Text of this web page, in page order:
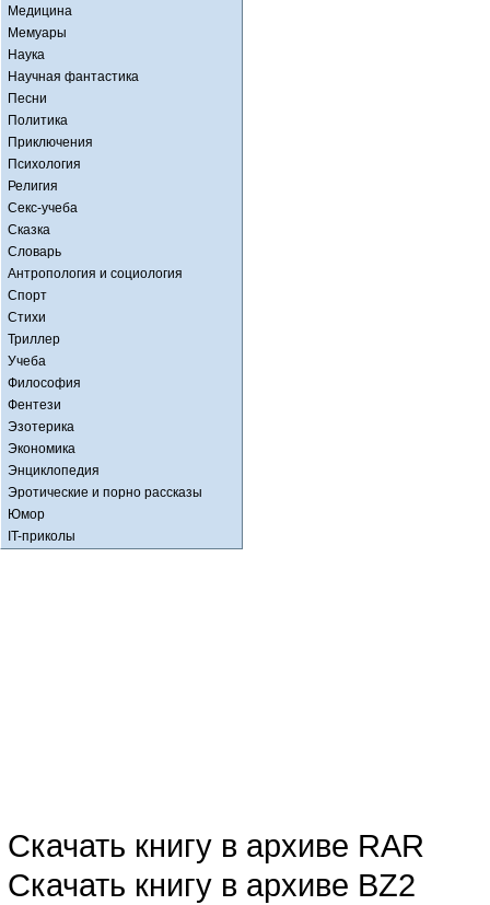
Медицина
Мемуары
Наука
Научная фантастика
Песни
Политика
Приключения
Психология
Религия
Секс-учеба
Сказка
Словарь
Антропология и социология
Спорт
Стихи
Триллер
Учеба
Философия
Фентези
Эзотерика
Экономика
Энциклопедия
Эротические и порно рассказы
Юмор
IT-приколы
Скачать книгу в архиве RAR
Скачать книгу в архиве BZ2